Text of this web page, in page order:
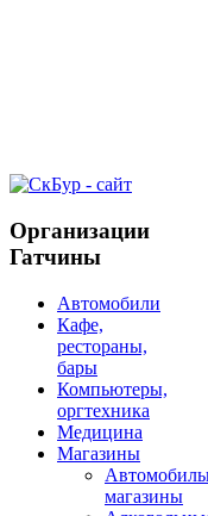
Организации
Гатчины
Автомобили
Кафе,
рестораны,
бары
Компьютеры,
оргтехника
Медицина
Магазины
магазины